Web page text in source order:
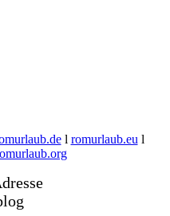
l romurlaub.eu l